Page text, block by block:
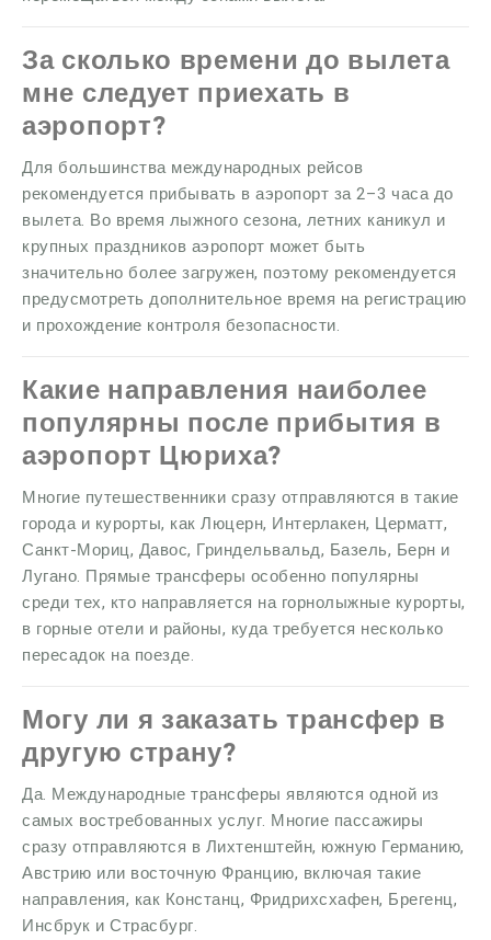
За сколько времени до вылета
мне следует приехать в
аэропорт?
Для большинства международных рейсов
рекомендуется прибывать в аэропорт за 2–3 часа до
вылета. Во время лыжного сезона, летних каникул и
крупных праздников аэропорт может быть
значительно более загружен, поэтому рекомендуется
предусмотреть дополнительное время на регистрацию
и прохождение контроля безопасности.
Какие направления наиболее
популярны после прибытия в
аэропорт Цюриха?
Многие путешественники сразу отправляются в такие
города и курорты, как Люцерн, Интерлакен, Церматт,
Санкт-Мориц, Давос, Гриндельвальд, Базель, Берн и
Лугано. Прямые трансферы особенно популярны
среди тех, кто направляется на горнолыжные курорты,
в горные отели и районы, куда требуется несколько
пересадок на поезде.
Могу ли я заказать трансфер в
другую страну?
Да. Международные трансферы являются одной из
самых востребованных услуг. Многие пассажиры
сразу отправляются в Лихтенштейн, южную Германию,
Австрию или восточную Францию, включая такие
направления, как Констанц, Фридрихсхафен, Брегенц,
Инсбрук и Страсбург.